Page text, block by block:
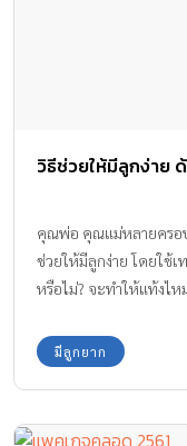
วิธีช่วยให้มีลูกง่าย
คุณพ่อ คุณแม่หลายครอบ
ช่วยให้มีลูกง่าย โดยใช้เ
หรือไม่? จะทำให้แท้งไ
เทคโนโลยีมาฝากกันค่ะ
มีลูกยาก